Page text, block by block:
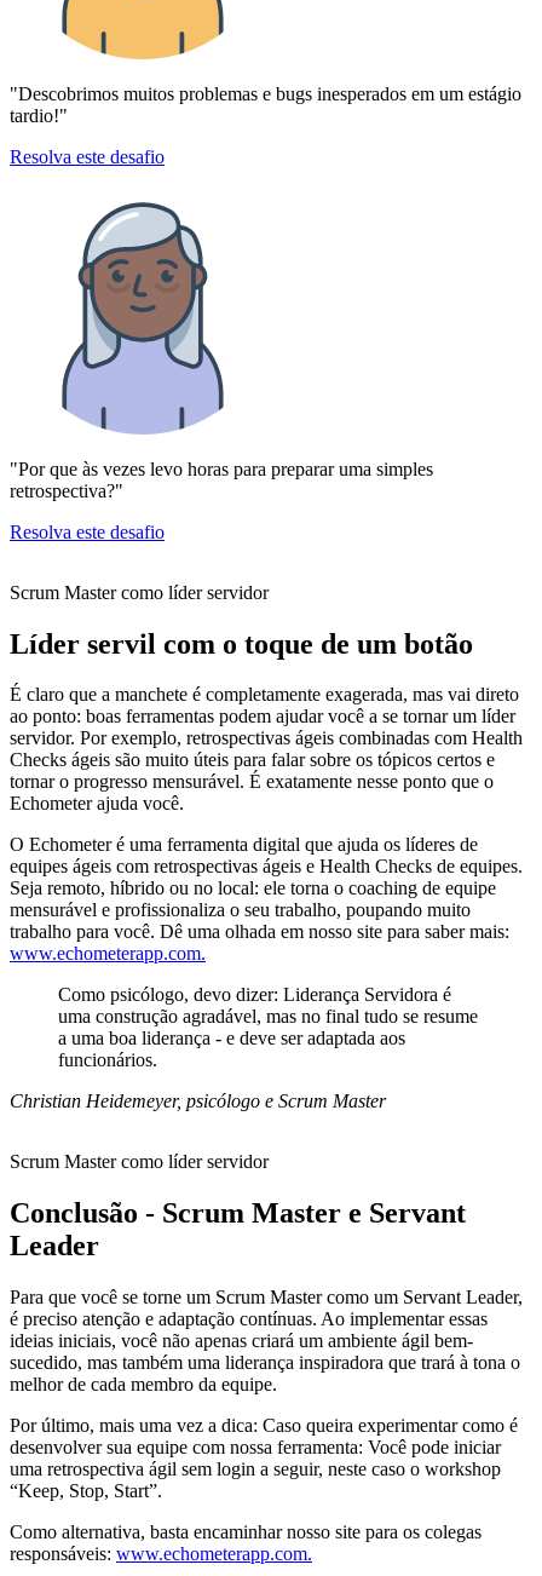
"Descobrimos muitos problemas e bugs inesperados em um estágio
tardio!"
Resolva este desafio
"Por que às vezes levo horas para preparar uma simples
retrospectiva?"
Resolva este desafio
Scrum Master como líder servidor
Líder servil com o toque de um botão
É claro que a manchete é completamente exagerada, mas vai direto
ao ponto: boas ferramentas podem ajudar você a se tornar um líder
servidor. Por exemplo, retrospectivas ágeis combinadas com Health
Checks ágeis são muito úteis para falar sobre os tópicos certos e
tornar o progresso mensurável. É exatamente nesse ponto que o
Echometer ajuda você.
O Echometer é uma ferramenta digital que ajuda os líderes de
equipes ágeis com retrospectivas ágeis e Health Checks de equipes.
Seja remoto, híbrido ou no local: ele torna o coaching de equipe
mensurável e profissionaliza o seu trabalho, poupando muito
trabalho para você. Dê uma olhada em nosso site para saber mais:
www.echometerapp.com.
Como psicólogo, devo dizer: Liderança Servidora é
uma construção agradável, mas no final tudo se resume
a uma boa liderança - e deve ser adaptada aos
funcionários.
Christian Heidemeyer, psicólogo e Scrum Master
Scrum Master como líder servidor
Conclusão - Scrum Master e Servant
Leader
Para que você se torne um Scrum Master como um Servant Leader,
é preciso atenção e adaptação contínuas. Ao implementar essas
ideias iniciais, você não apenas criará um ambiente ágil bem-
sucedido, mas também uma liderança inspiradora que trará à tona o
melhor de cada membro da equipe.
Por último, mais uma vez a dica: Caso queira experimentar como é
desenvolver sua equipe com nossa ferramenta: Você pode iniciar
uma retrospectiva ágil sem login a seguir, neste caso o workshop
“Keep, Stop, Start”.
Como alternativa, basta encaminhar nosso site para os colegas
responsáveis: www.echometerapp.com.